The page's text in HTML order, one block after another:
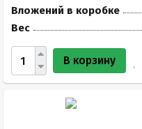
Вложений в коробке
Вес
В корзину